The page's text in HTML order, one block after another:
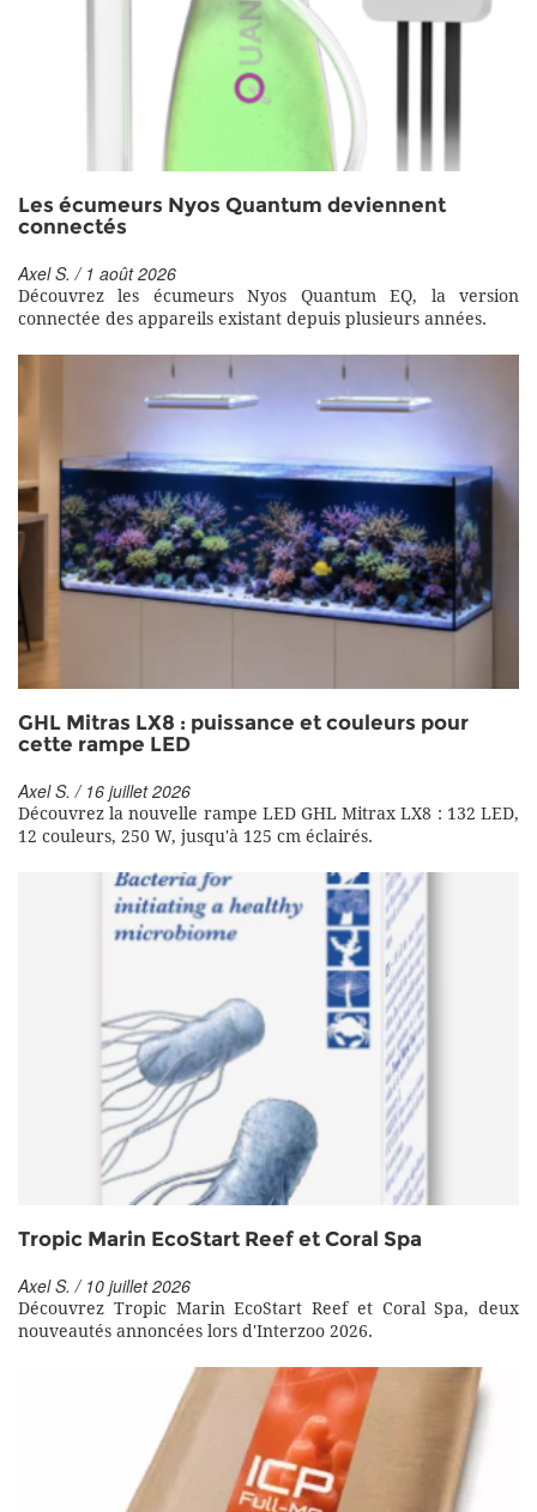
Les écumeurs Nyos Quantum deviennent
connectés
Axel S. / 1 août 2026
Découvrez les écumeurs Nyos Quantum EQ, la version
connectée des appareils existant depuis plusieurs années.
GHL Mitras LX8 : puissance et couleurs pour
cette rampe LED
Axel S. / 16 juillet 2026
Découvrez la nouvelle rampe LED GHL Mitrax LX8 : 132 LED,
12 couleurs, 250 W, jusqu'à 125 cm éclairés.
Tropic Marin EcoStart Reef et Coral Spa
Axel S. / 10 juillet 2026
Découvrez Tropic Marin EcoStart Reef et Coral Spa, deux
nouveautés annoncées lors d'Interzoo 2026.